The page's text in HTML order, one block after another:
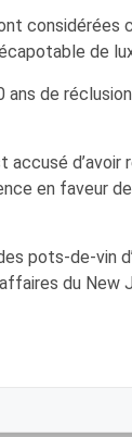
considérées
de
de
en faveur
pots-de-vin
du